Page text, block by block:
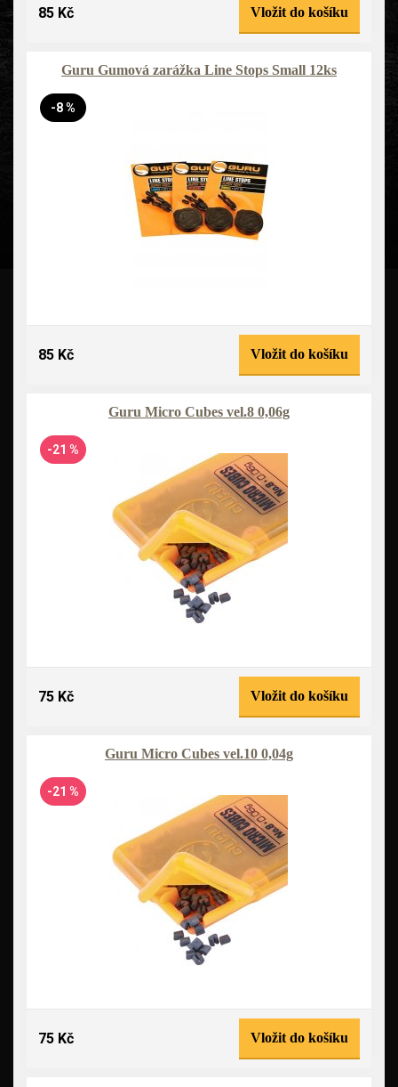
85 Kč Vložit do košíku
Guru Gumová zarážka Line Stops Small 12ks
-8 %
85 Kč Vložit do košíku
Guru Micro Cubes vel.8 0,06g
-21 %
75 Kč Vložit do košíku
Guru Micro Cubes vel.10 0,04g
-21 %
75 Kč Vložit do košíku